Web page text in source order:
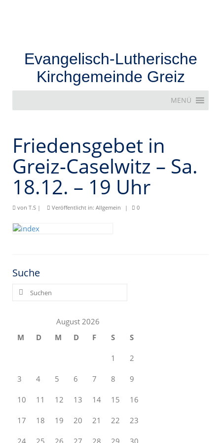
Evangelisch-Lutherische
Kirchgemeinde Greiz
MENÜ
Friedensgebet in
Greiz-Caselwitz – Sa.
18.12. – 19 Uhr
von T.S | Veröffentlicht in: Allgemein | 0
Suche
Suchen
nach:
August 2026
M
D M D F S S
1 2
3 4 5 6 7 8 9
10 11 12 13 14 15 16
17 18 19 20 21 22 23
24 25 26 27 28 29 30